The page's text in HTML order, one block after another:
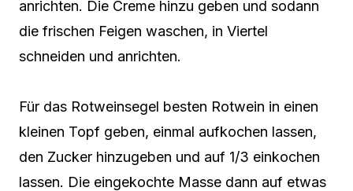
anrichten. Die Creme hinzu geben und sodann
die frischen Feigen waschen, in Viertel
schneiden und anrichten.
Für das Rotweinsegel besten Rotwein in einen
kleinen Topf geben, einmal aufkochen lassen,
den Zucker hinzugeben und auf 1/3 einkochen
lassen. Die eingekochte Masse dann auf etwas